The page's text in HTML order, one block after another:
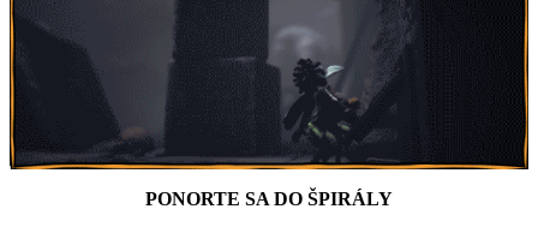
PONORTE SA DO ŠPIRÁLY